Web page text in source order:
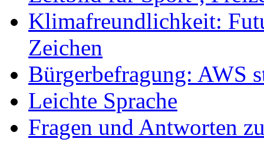
Klimafreundlichkeit:
Zeichen
Bürgerbefragung: AWS
Leichte Sprache
Fragen und Antworten